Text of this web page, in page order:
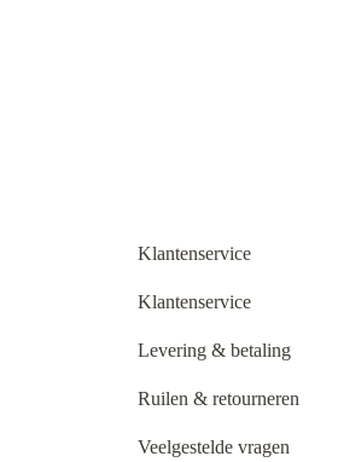
Klantenservice
Klantenservice
Levering & betaling
Ruilen & retourneren
Veelgestelde vragen